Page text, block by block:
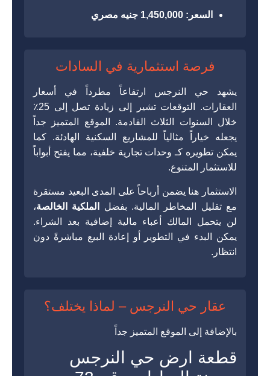
السعر: 1,450,000 جنيه مصري
فرصة استثمارية في السادات
يشهد حي النرجس ارتفاعاً مطرداً في أسعار
العقارات. التوقعات تشير إلى زيادة تصل إلى 25٪
خلال السنوات الثلاث القادمة. الموقع المتميز جداً
يجعله خياراً مثالياً للمشاريع السكنية الهادئة. كما
يمكن تطويره كـ وحدات تجارية خلفية، مما يفتح أبواباً
للاستثمار المتنوع.
الاستثمار هنا يضمن أرباحاً على المدى البعيد مستقرة
مع تقليل المخاطر المالية. بفضل
الملكية الخالصة،
لن يتحمل المالك أعباء مالية إضافية بعد الشراء.
يمكن البدء في التطوير أو إعادة البيع مباشرةً دون
انتظار.
عقار حي النرجس – لماذا يختلف؟
بالإضافة إلى الموقع المتميز جداً
قطعة ارض حي النرجس